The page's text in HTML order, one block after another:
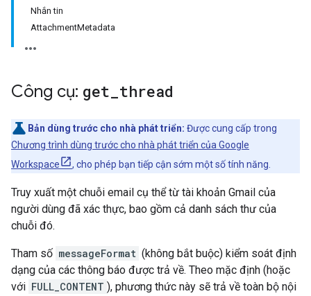
Nhắn tin
AttachmentMetadata
Công cụ: get thread
Bản dùng trước cho nhà phát triển: Được cung cấp trong
Chương trình dùng trước cho nhà phát triển của Google
Workspace
, cho phép bạn tiếp cận sớm một số tính năng.
Truy xuất một chuỗi email cụ thể từ tài khoản Gmail của
người dùng đã xác thực, bao gồm cả danh sách thư của
chuỗi đó.
Tham số messageFormat (không bắt buộc) kiểm soát định
dạng của các thông báo được trả về. Theo mặc định (hoặc
với FULL_CONTENT ), phương thức này sẽ trả về toàn bộ nội